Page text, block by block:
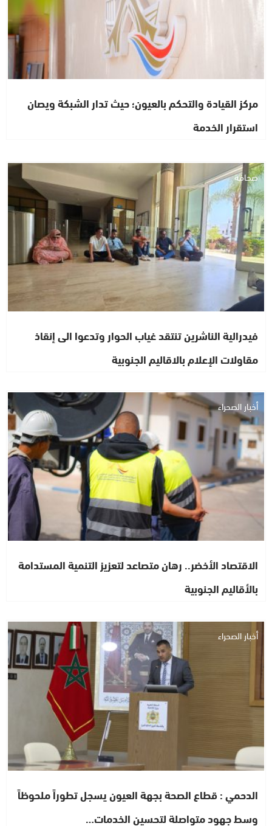
مركز القيادة والتحكم بالعيون؛ حيث تدار الشبكة ويصان
استقرار الخدمة
صحافة
فيدرالية الناشرين تنتقد غياب الحوار وتدعوا الى إنقاذ
مقاولات الإعلام بالاقاليم الجنوبية
أخبار الصحراء
الاقتصاد الأخضر.. رهان متصاعد لتعزيز التنمية المستدامة
بالأقاليم الجنوبية
أخبار الصحراء
الدحمي : قطاع الصحة بجهة العيون يسجل تطوراً ملحوظاً
وسط جهود متواصلة لتحسين الخدمات…